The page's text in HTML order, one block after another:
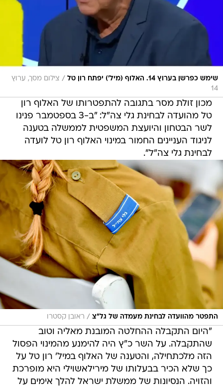
שימש כפרשן בערוץ 14. האלוף (מיל') יפתח רון טל / צילום מסך, ערוץ
14
מכון זולת מסר בתגובה להתפטרותו של האלוף רון
טל מהועדה לבחינת גלי צה"ל: "ב-3 בספטמבר פנינו
לשר הבטחון והיועצת המשפטית לממשלה בטענה
לניגוד העניינים החמור במינוי האלוף רון טל לועדה
לבחינת גלי צה"ל".
התפטר מהוועדה לבחינת מעמדה של גל"צ / ראובן קסטרו
"היום התקבלה ההחלטה המובנת מאליה וטוב
שהתקבלה. על השר כ"ץ היה להימנע מהמינוי הפסול
הזה מלכתחילה, והטענה של האלוף במיל' רון טל על
כך שלא הכיר בבעלותו של מירילאשוילי היא מופרכת
והזויה. הנסיונות של ממשלת ישראל להלך אימים על